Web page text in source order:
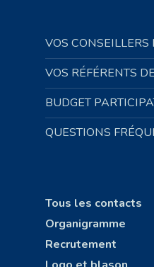
VOS
VOS RÉFÉRENTS
BUDGET
QUESTIONS
Tous les contacts
Organigramme
Recrutement